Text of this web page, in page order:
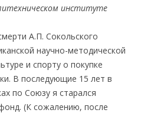
институте
А.П. Сокольского
научно-методической
и спорту о покупке
В последующие 15 лет в
по Союзу я старался
(К сожалению, после